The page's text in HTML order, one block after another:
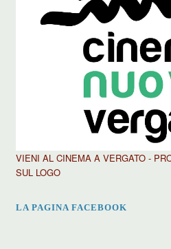
VIENI AL CINEMA A VERGATO -
SUL LOGO
LA PAGINA FACEBOOK